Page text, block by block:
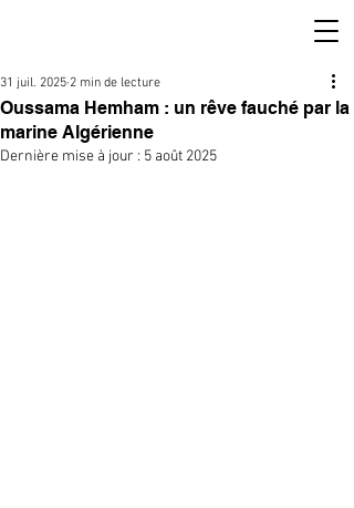
Oussama Hemham : un rêve fauché par la
marine Algérienne
31 juil. 2025 2 min de lecture
Dernière mise à jour : 5 août 2025